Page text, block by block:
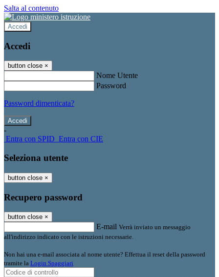
Salta al contenuto
Accedi
Accedi
button close ×
Nome Utente
Password
Password dimenticata?
-
Entra con SPID Entra con CIE
Seleziona utente
button close ×
Recupero password
button close ×
E-mail Verrà inviato un messaggio
all'indirizzo indicato con le istruzioni necessarie.
Non hai una e-mail associata al nome utente? Effettua il reset della password
tramite la Login Spaggiari